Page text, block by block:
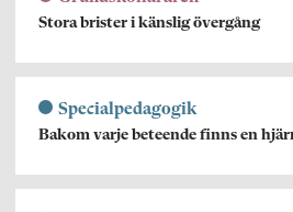
Stora brister i känslig övergång
Specialpedagogik
Bakom varje beteende finns en